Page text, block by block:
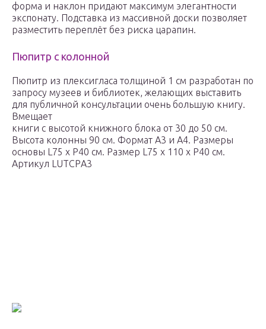
форма и наклон придают максимум элегантности
экспонату. Подставка из массивной доски позволяет
разместить переплёт без риска царапин.
Пюпитр с колонной
Пюпитр из плексигласа толщиной 1 см разработан по
запросу музеев и библиотек, желающих выставить
для публичной консультации очень большую книгу.
Вмещает
книги с высотой книжного блока от 30 до 50 см.
Высота колонны 90 см. Формат А3 и А4. Размеры
основы L75 х P40 см. Размер L75 х 110 х P40 см.
Артикул LUTСРA3